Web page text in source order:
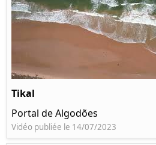
Tikal
Portal de Algodões
Vidéo publiée le 14/07/2023